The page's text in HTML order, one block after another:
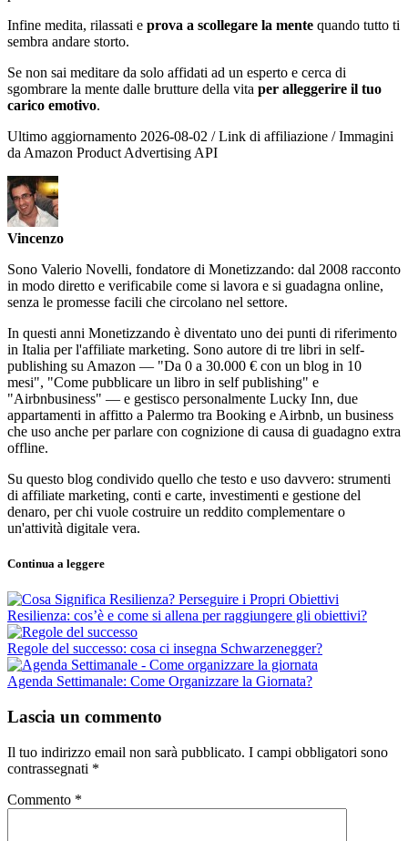
Infine medita, rilassati e prova a scollegare la mente quando tutto ti
sembra andare storto.
Se non sai meditare da solo affidati ad un esperto e cerca di
sgombrare la mente dalle brutture della vita per alleggerire il tuo
carico emotivo.
Ultimo aggiornamento 2026-08-02 / Link di affiliazione / Immagini
da Amazon Product Advertising API
Vincenzo
Sono Valerio Novelli, fondatore di Monetizzando: dal 2008 racconto
in modo diretto e verificabile come si lavora e si guadagna online,
senza le promesse facili che circolano nel settore.
In questi anni Monetizzando è diventato uno dei punti di riferimento
in Italia per l'affiliate marketing. Sono autore di tre libri in self-
publishing su Amazon — "Da 0 a 30.000 € con un blog in 10
mesi", "Come pubblicare un libro in self publishing" e
"Airbnbusiness" — e gestisco personalmente Lucky Inn, due
appartamenti in affitto a Palermo tra Booking e Airbnb, un business
che uso anche per parlare con cognizione di causa di guadagno extra
offline.
Su questo blog condivido quello che testo e uso davvero: strumenti
di affiliate marketing, conti e carte, investimenti e gestione del
denaro, per chi vuole costruire un reddito complementare o
un'attività digitale vera.
Continua a leggere
Resilienza: cos’è e come si allena per raggiungere gli obiettivi?
Regole del successo: cosa ci insegna Schwarzenegger?
Agenda Settimanale: Come Organizzare la Giornata?
Lascia un commento
Il tuo indirizzo email non sarà pubblicato. I campi obbligatori sono
contrassegnati *
Commento *